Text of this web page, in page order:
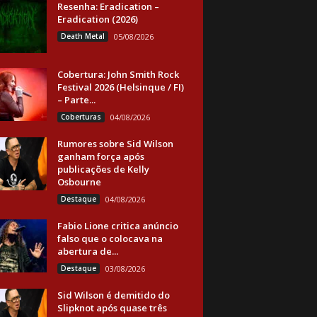
Resenha: Eradication –
Eradication (2026)
Death Metal 05/08/2026
Cobertura: John Smith Rock
Festival 2026 (Helsinque / FI)
– Parte...
Coberturas 04/08/2026
Rumores sobre Sid Wilson
ganham força após
publicações de Kelly
Osbourne
Destaque 04/08/2026
Fabio Lione critica anúncio
falso que o colocava na
abertura de...
Destaque 03/08/2026
Sid Wilson é demitido do
Slipknot após quase três